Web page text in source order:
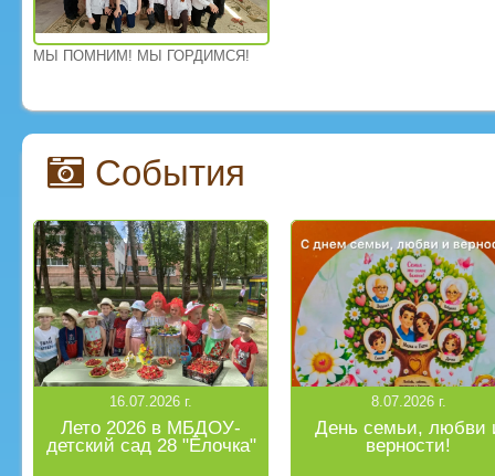
МЫ ПОМНИМ! МЫ ГОРДИМСЯ!
События
16.07.2026 г.
Лето 2026 в МБДОУ-
детский сад 28 "Ёлочка"
8.07.2026 г.
День семьи, любви
верности!